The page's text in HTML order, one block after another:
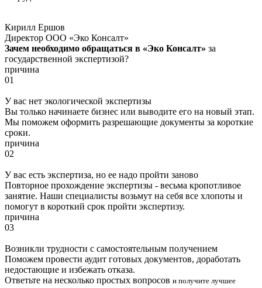
Кирилл Ершов
Директор ООО «Эко Консалт»
Зачем необходимо обращаться в «Эко Консалт» за
государственной экспертизой?
причина
01
У вас нет экологической экспертизы
Вы только начинаете бизнес или выводите его на новый этап.
Мы поможем оформить разрешающие документы за короткие
сроки.
причина
02
У вас есть экспертиза, но ее надо пройти заново
Повторное прохождение экспертизы - весьма кропотливое
занятие. Наши специалисты возьмут на себя все хлопоты и
помогут в короткий срок пройти экспертизу.
причина
03
Возникли трудности с самостоятельным получением
Поможем провести аудит готовых документов, доработать
недостающие и избежать отказа.
Ответьте на несколько простых вопросов и получите лучшее